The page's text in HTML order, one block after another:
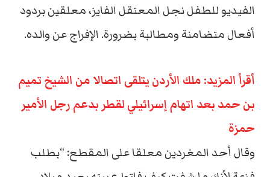
الفيديو للطفل نجل المعتقل الفايز، معلقين بردود
أفعال متضامنة ومطالبة بضرورة. الإفراج عن والده.
أقرأ المزيد: ملك الأردن يتلقى اتصالا من الشيخ تميم
بن حمد بعد اتهام إسرائيلي لقطر بدعم رجل الأمير
حمزة
وقال أحد المغردين معلقا على المقطع: “بطلب